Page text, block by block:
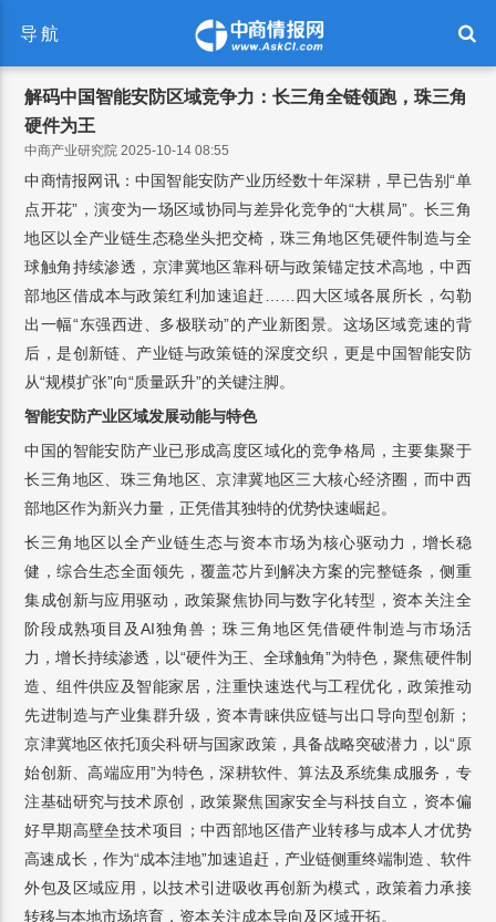
导航
解码中国智能安防区域竞争力：长三角全链领跑，珠三角
硬件为王
中商产业研究院 2025-10-14 08:55
中商情报网讯：中国智能安防产业历经数十年深耕，早已告别“单
点开花”，演变为一场区域协同与差异化竞争的“大棋局”。长三角
地区以全产业链生态稳坐头把交椅，珠三角地区凭硬件制造与全
球触角持续渗透，京津冀地区靠科研与政策锚定技术高地，中西
部地区借成本与政策红利加速追赶……四大区域各展所长，勾勒
出一幅“东强西进、多极联动”的产业新图景。这场区域竞速的背
后，是创新链、产业链与政策链的深度交织，更是中国智能安防
从“规模扩张”向“质量跃升”的关键注脚。
智能安防产业区域发展动能与特色
中国的智能安防产业已形成高度区域化的竞争格局，主要集聚于
长三角地区、珠三角地区、京津冀地区三大核心经济圈，而中西
部地区作为新兴力量，正凭借其独特的优势快速崛起。
长三角地区以全产业链生态与资本市场为核心驱动力，增长稳
健，综合生态全面领先，覆盖芯片到解决方案的完整链条，侧重
集成创新与应用驱动，政策聚焦协同与数字化转型，资本关注全
阶段成熟项目及AI独角兽；珠三角地区凭借硬件制造与市场活
力，增长持续渗透，以“硬件为王、全球触角”为特色，聚焦硬件制
造、组件供应及智能家居，注重快速迭代与工程优化，政策推动
先进制造与产业集群升级，资本青睐供应链与出口导向型创新；
京津冀地区依托顶尖科研与国家政策，具备战略突破潜力，以“原
始创新、高端应用”为特色，深耕软件、算法及系统集成服务，专
注基础研究与技术原创，政策聚焦国家安全与科技自立，资本偏
好早期高壁垒技术项目；中西部地区借产业转移与成本人才优势
高速成长，作为“成本洼地”加速追赶，产业链侧重终端制造、软件
外包及区域应用，以技术引进吸收再创新为模式，政策着力承接
转移与本地市场培育，资本关注成本导向及区域开拓。